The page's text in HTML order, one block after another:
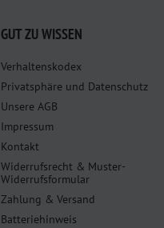
GUT ZU WISSEN
Verhaltenskodex
Privatsphäre und Datenschutz
Unsere AGB
Impressum
Kontakt
Widerrufsrecht & Muster-
Widerrufsformular
Zahlung & Versand
Batteriehinweis